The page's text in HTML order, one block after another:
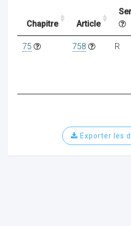
Chapitre Article
75 758 R
Exporter les